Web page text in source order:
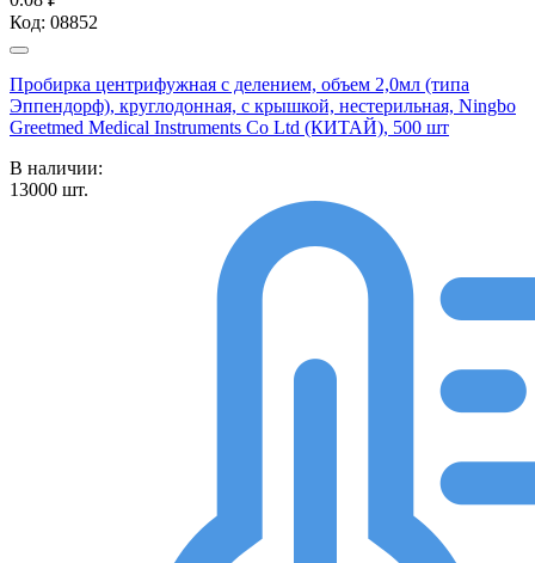
Код: 08852
Пробирка центрифужная с делением, объем 2,0мл (типа
Эппендорф), круглодонная, с крышкой, нестерильная, Ningbo
Greetmed Medical Instruments Co Ltd (КИТАЙ), 500 шт
В наличии:
13000 шт.